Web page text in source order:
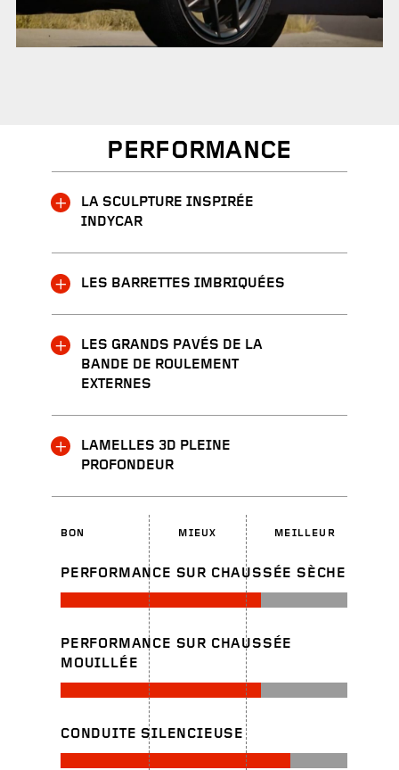
PERFORMANCE
LA SCULPTURE INSPIRÉE
INDYCAR
LES BARRETTES IMBRIQUÉES
LES GRANDS PAVÉS DE LA
BANDE DE ROULEMENT
EXTERNES
LAMELLES 3D PLEINE
PROFONDEUR
BON MIEUX MEILLEUR
PERFORMANCE SUR CHAUSSÉE SÈCHE
PERFORMANCE SUR CHAUSSÉE
MOUILLÉE
CONDUITE SILENCIEUSE